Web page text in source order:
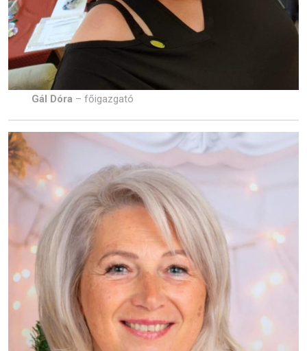
Gál Dóra– főigazgató